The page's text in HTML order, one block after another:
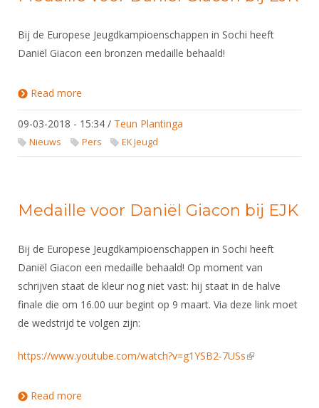
Bij de Europese Jeugdkampioenschappen in Sochi heeft
Daniël Giacon een bronzen medaille behaald!
Read more
09-03-2018 - 15:34 / Teun Plantinga
Nieuws Pers EK Jeugd
Medaille voor Daniël Giacon bij EJK
Bij de Europese Jeugdkampioenschappen in Sochi heeft
Daniël Giacon een medaille behaald! Op moment van
schrijven staat de kleur nog niet vast: hij staat in de halve
finale die om 16.00 uur begint op 9 maart. Via deze link moet
de wedstrijd te volgen zijn:
https://www.youtube.com/watch?v=g1YSB2-7USs(link is external)
Read more